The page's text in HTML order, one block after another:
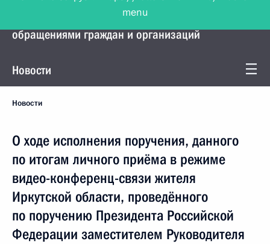
Управление Президента по работе с
обращениями граждан и организаций
Новости
Новости
О ходе исполнения поручения, данного
по итогам личного приёма в режиме
видео-конференц-связи жителя
Иркутской области, проведённого
по поручению Президента Российской
Федерации заместителем Руководителя
menu